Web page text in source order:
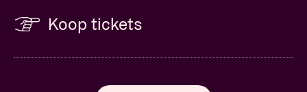
Koop tickets